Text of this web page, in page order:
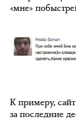
«мне»
К примеру,
за последние